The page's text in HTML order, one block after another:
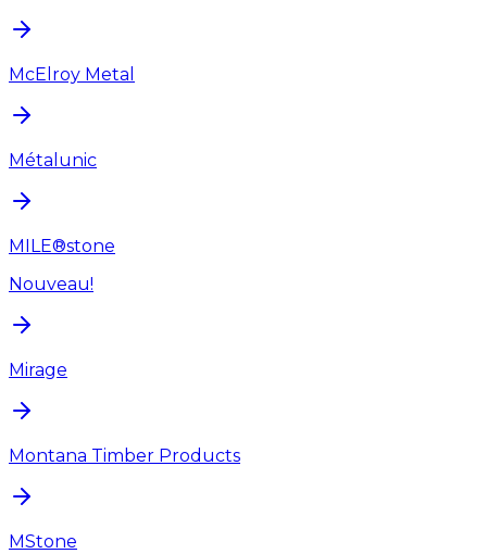
McElroy Metal
Métalunic
MILE®stone
Nouveau!
Mirage
Montana Timber Products
MStone